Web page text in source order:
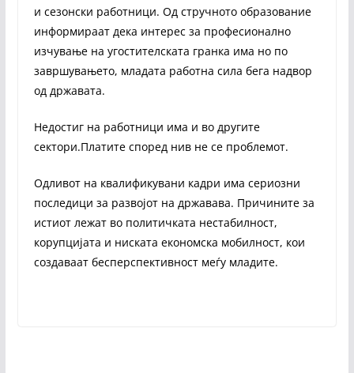
и сезонски работници. Од стручното образование
информираат дека интерес за професионално
изчување на угостителската гранка има но по
завршувањето, младата работна сила бега надвор
од државата.
Недостиг на работници има и во другите
сектори.Платите според нив не се проблемот.
Одливот на квалификувани кадри има сериозни
последици за развојот на државава. Причините за
истиот лежат во политичката нестабилност,
корупцијата и ниската економска мобилност, кои
создаваат бесперспективност меѓу младите.